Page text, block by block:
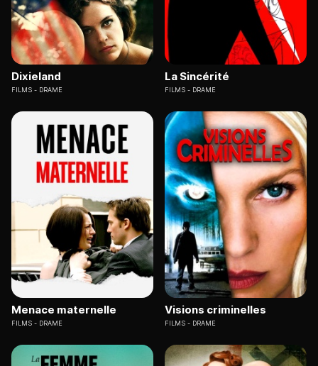
Dixieland
FILMS DRAME
La Sincérité
FILMS DRAME
Menace maternelle
FILMS DRAME
Visions criminelles
FILMS DRAME